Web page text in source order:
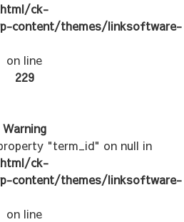
ck-
content/themes/linksoftware-
on line
229
Warning
"term_id" on null in
ck-
content/themes/linksoftware-
on line